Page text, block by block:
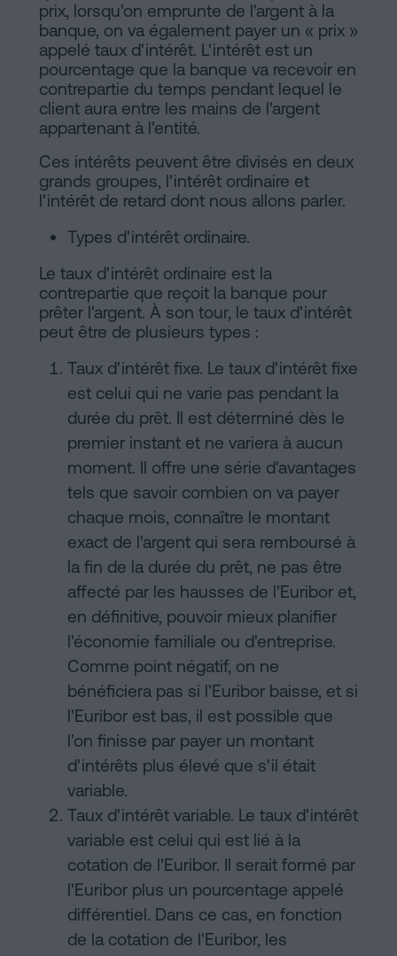
prix, lorsqu'on emprunte de l'argent à la
banque, on va également payer un « prix »
appelé taux d'intérêt. L'intérêt est un
pourcentage que la banque va recevoir en
contrepartie du temps pendant lequel le
client aura entre les mains de l'argent
appartenant à l'entité.
Ces intérêts peuvent être divisés en deux
grands groupes, l'intérêt ordinaire et
l'intérêt de retard dont nous allons parler.
Types d'intérêt ordinaire.
Le taux d'intérêt ordinaire est la
contrepartie que reçoit la banque pour
prêter l'argent. À son tour, le taux d'intérêt
peut être de plusieurs types :
Taux d'intérêt fixe. Le taux d'intérêt fixe
est celui qui ne varie pas pendant la
durée du prêt. Il est déterminé dès le
premier instant et ne variera à aucun
moment. Il offre une série d'avantages
tels que savoir combien on va payer
chaque mois, connaître le montant
exact de l'argent qui sera remboursé à
la fin de la durée du prêt, ne pas être
affecté par les hausses de l'Euribor et,
en définitive, pouvoir mieux planifier
l'économie familiale ou d'entreprise.
Comme point négatif, on ne
bénéficiera pas si l'Euribor baisse, et si
l'Euribor est bas, il est possible que
l'on finisse par payer un montant
d'intérêts plus élevé que s'il était
variable.
Taux d'intérêt variable. Le taux d'intérêt
variable est celui qui est lié à la
cotation de l'Euribor. Il serait formé par
l'Euribor plus un pourcentage appelé
différentiel. Dans ce cas, en fonction
de la cotation de l'Euribor, les